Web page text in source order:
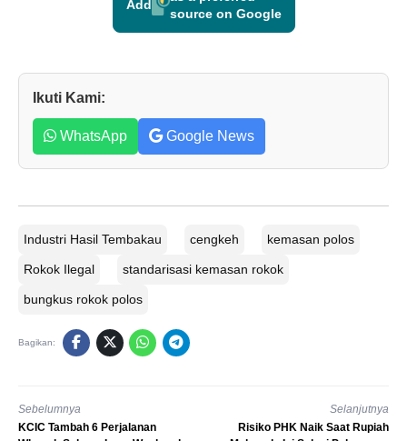
Add
source on Google
Ikuti Kami:
WhatsApp Google News
Industri Hasil Tembakau cengkeh kemasan polos
Rokok Ilegal standarisasi kemasan rokok
bungkus rokok polos
Bagikan:
Sebelumnya
KCIC Tambah 6 Perjalanan
Selanjutnya
Risiko PHK Naik Saat Rupiah